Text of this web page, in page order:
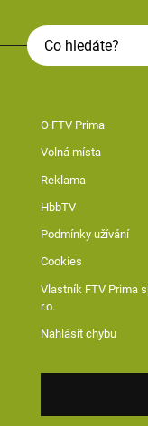
O FTV Prima
Volná místa
Reklama
HbbTV
Podmínky užívání
Cookies
Vlastník FTV Prima
r.o.
Nahlásit chybu